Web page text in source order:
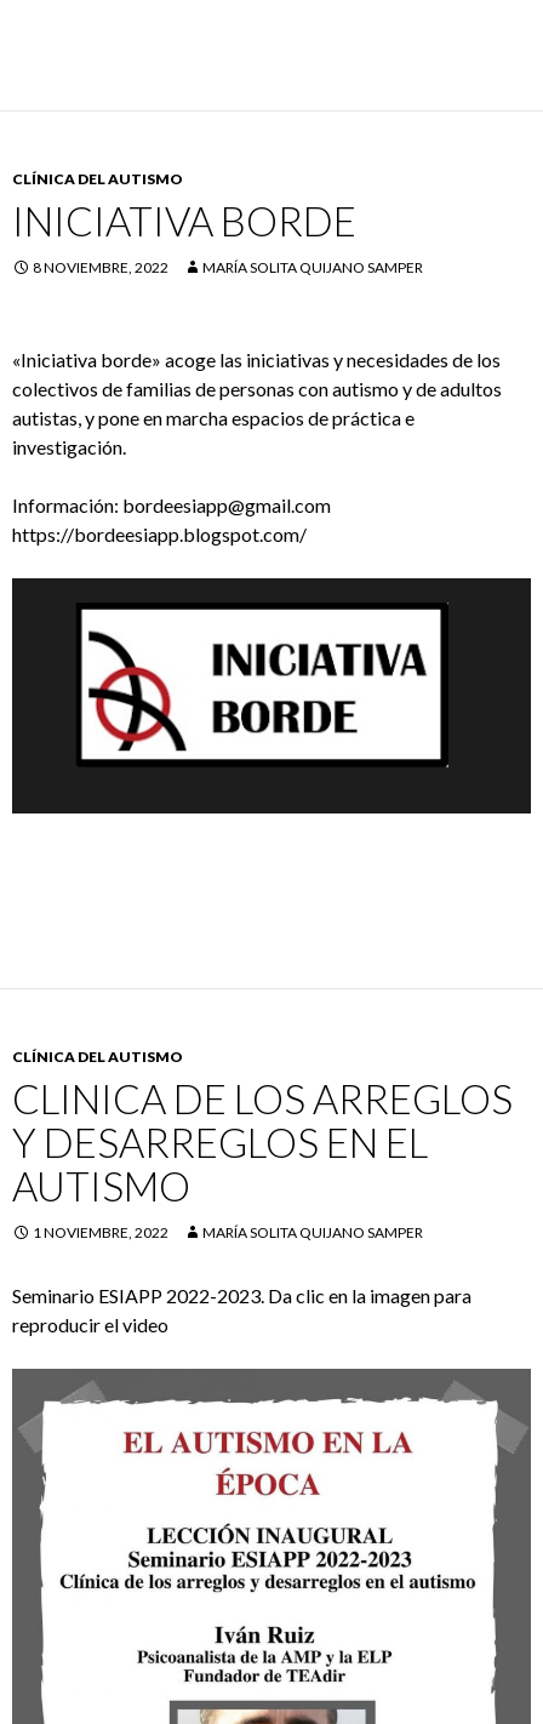
CLÍNICA DEL AUTISMO
INICIATIVA BORDE
8 NOVIEMBRE, 2022 MARÍA SOLITA QUIJANO SAMPER
«Iniciativa borde» acoge las iniciativas y necesidades de los
colectivos de familias de personas con autismo y de adultos
autistas, y pone en marcha espacios de práctica e
investigación.
Información: bordeesiapp@gmail.com
https://bordeesiapp.blogspot.com/
CLÍNICA DEL AUTISMO
CLINICA DE LOS ARREGLOS
Y DESARREGLOS EN EL
AUTISMO
1 NOVIEMBRE, 2022 MARÍA SOLITA QUIJANO SAMPER
Seminario ESIAPP 2022-2023. Da clic en la imagen para
reproducir el video